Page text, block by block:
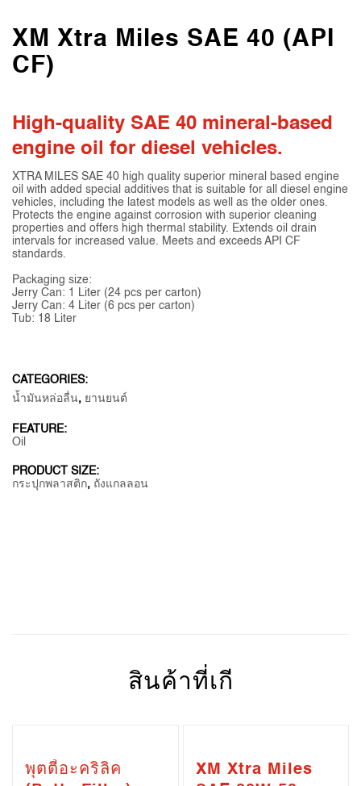
XM Xtra Miles SAE 40 (API
CF)
High-quality SAE 40 mineral-based
engine oil for diesel vehicles.
XTRA MILES SAE 40 high quality superior mineral based engine
oil with added special additives that is suitable for all diesel engine
vehicles, including the latest models as well as the older ones.
Protects the engine against corrosion with superior cleaning
properties and offers high thermal stability. Extends oil drain
intervals for increased value. Meets and exceeds API CF
standards.
Packaging size:
Jerry Can: 1 Liter (24 pcs per carton)
Jerry Can: 4 Liter (6 pcs per carton)
Tub: 18 Liter
CATEGORIES:
น้ำมันหล่อลื่น, ยานยนต์
FEATURE:
Oil
PRODUCT SIZE:
กระปุกพลาสติก, ถังแกลลอน
สินค้าที่เกี
พุตตี้อะคริลิค
XM Xtra Miles